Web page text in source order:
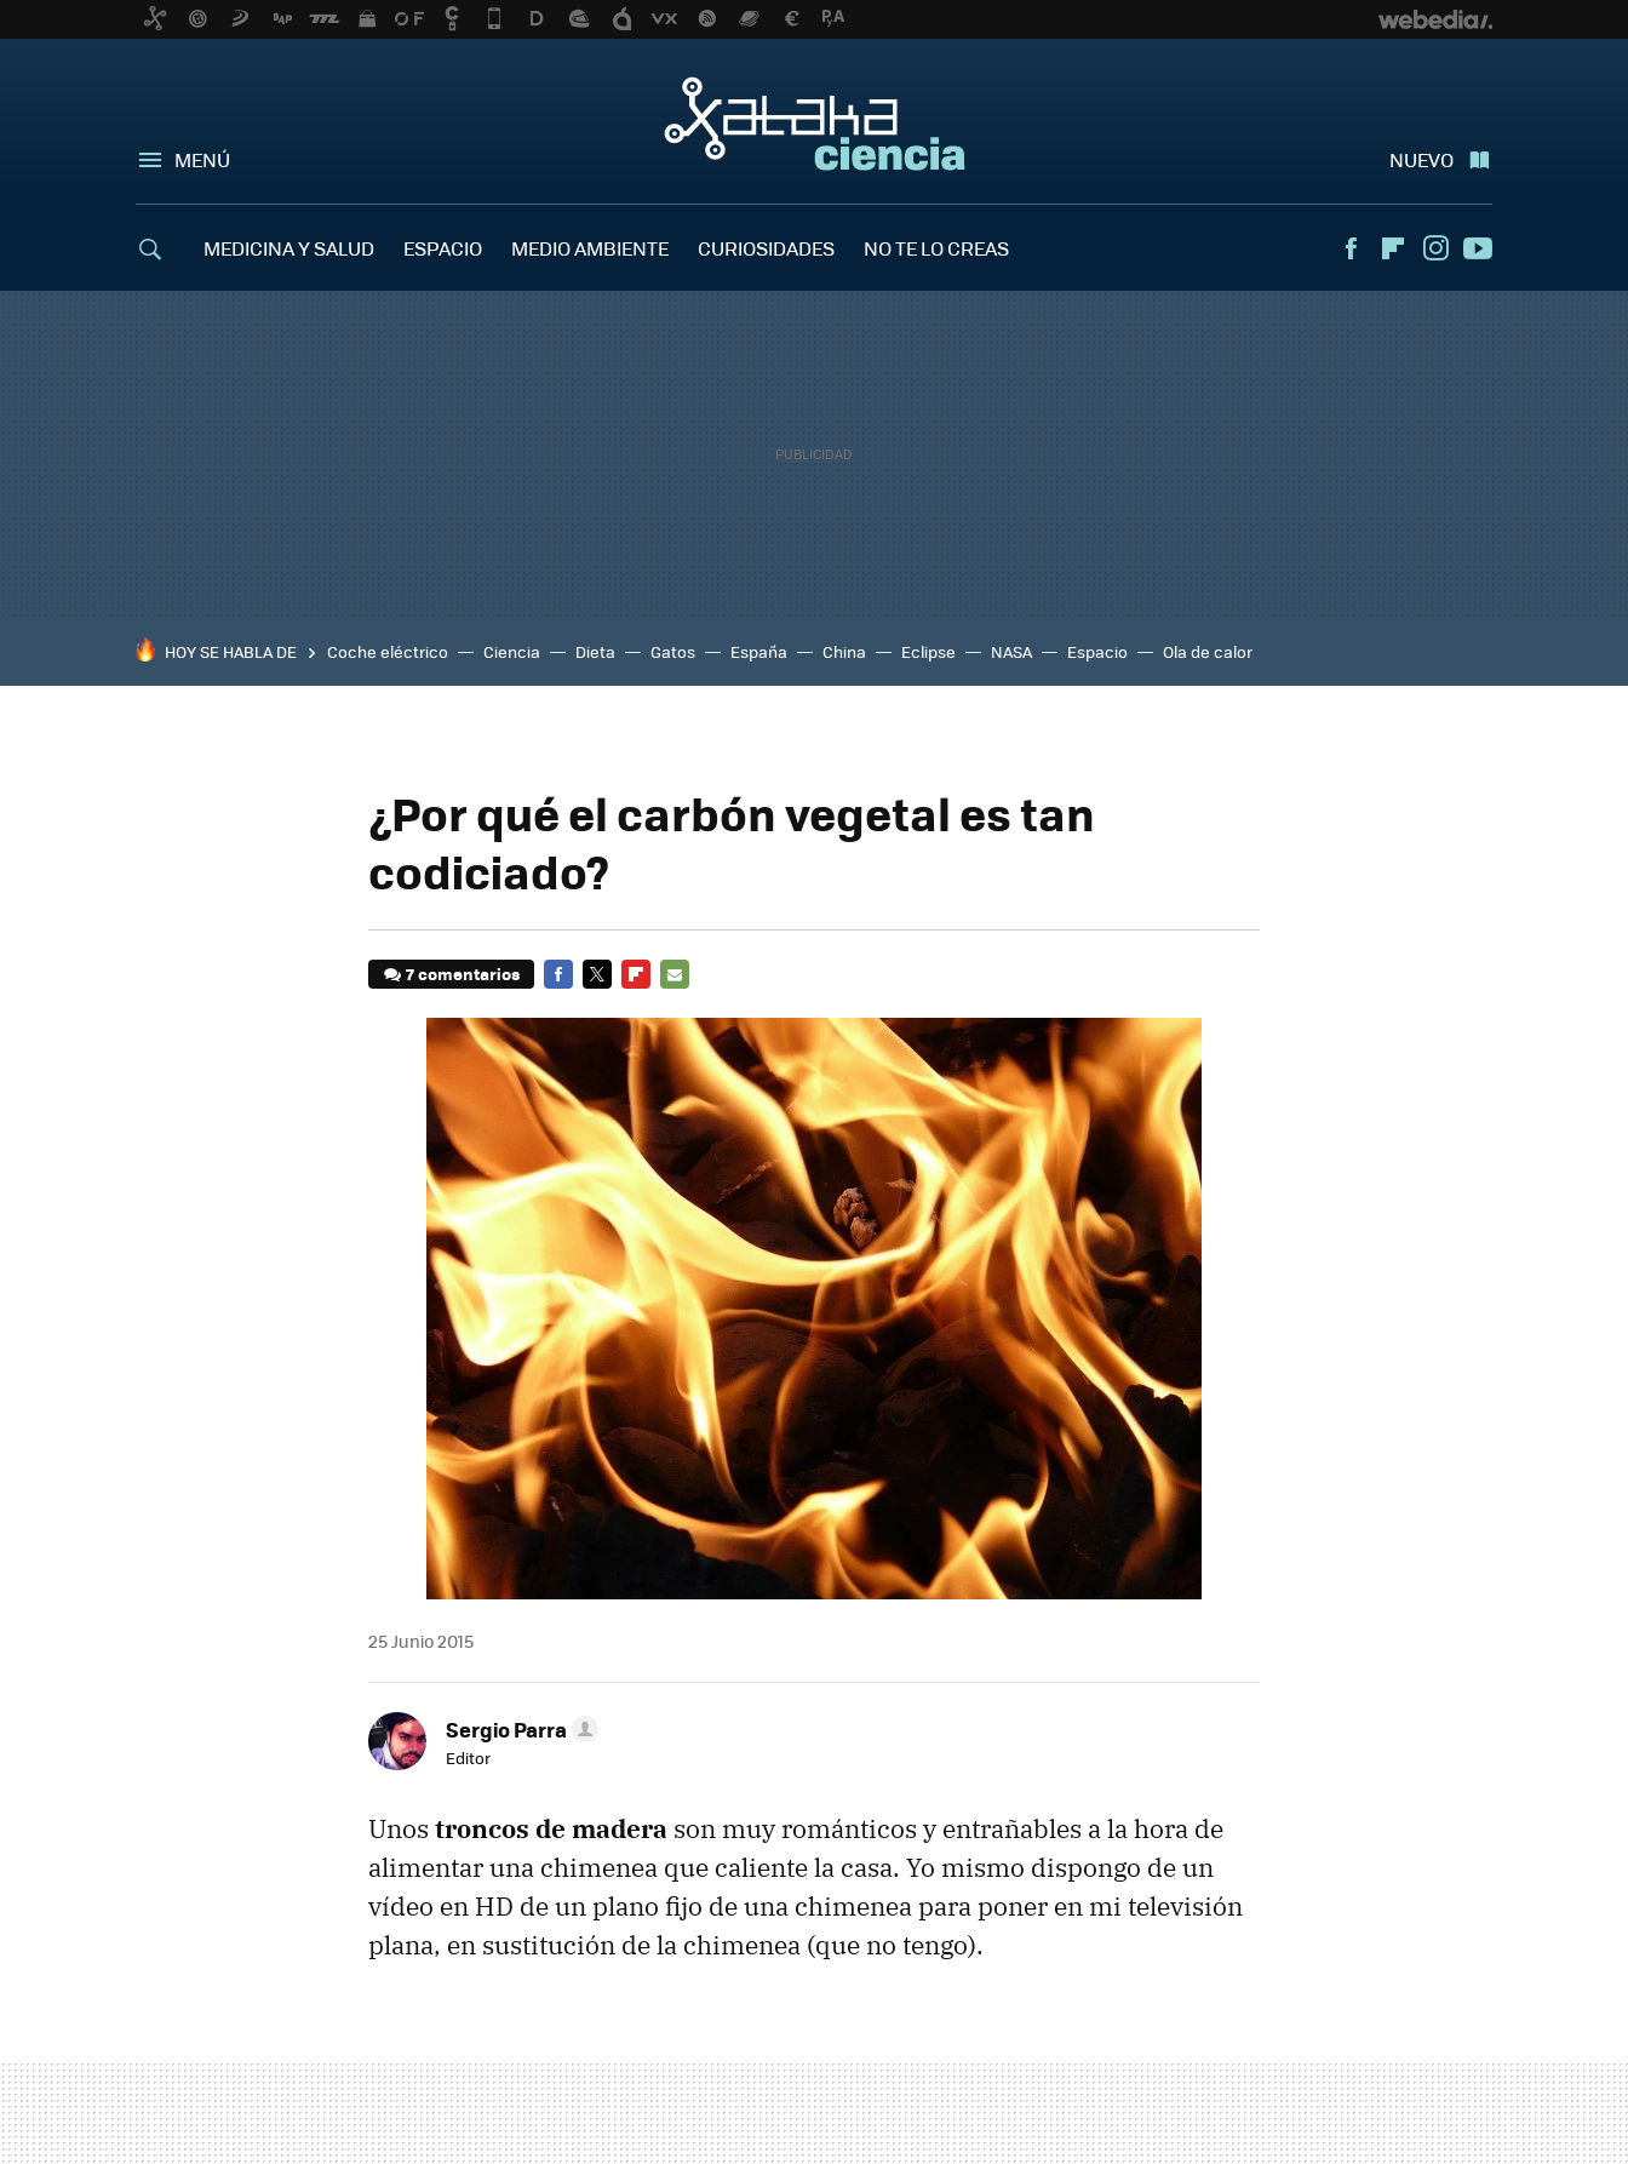
MENÚ NUEVO
MEDICINA Y SALUD ESPACIO MEDIO AMBIENTE CURIOSIDADES NO TE LO CREAS FacebookFlipboardInstagram
HOY SE HABLA DE Coche eléctrico Ciencia Dieta Gatos España China Eclipse NASA Espacio Ola de calor
¿Por qué el carbón vegetal es tan
codiciado?
7 comentarios
MAIL
25 Junio 2015
Sergio Parra
Editor
Unos troncos de madera son muy románticos y entrañables a la hora de
alimentar una chimenea que caliente la casa. Yo mismo dispongo de un
vídeo en HD de un plano fijo de una chimenea para poner en mi televisión
plana, en sustitución de la chimenea (que no tengo).